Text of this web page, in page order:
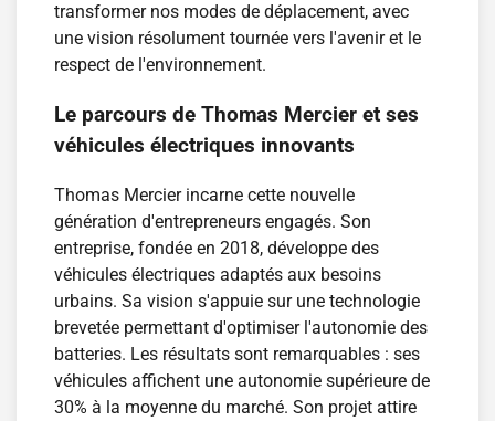
transformer nos modes de déplacement, avec
une vision résolument tournée vers l'avenir et le
respect de l'environnement.
Le parcours de Thomas Mercier et ses
véhicules électriques innovants
Thomas Mercier incarne cette nouvelle
génération d'entrepreneurs engagés. Son
entreprise, fondée en 2018, développe des
véhicules électriques adaptés aux besoins
urbains. Sa vision s'appuie sur une technologie
brevetée permettant d'optimiser l'autonomie des
batteries. Les résultats sont remarquables : ses
véhicules affichent une autonomie supérieure de
30% à la moyenne du marché. Son projet attire